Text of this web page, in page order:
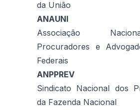
da União
ANAUNI
Associação
Procuradores e
Federais
ANPPREV
Sindicato Nacional dos
da Fazenda Nacional